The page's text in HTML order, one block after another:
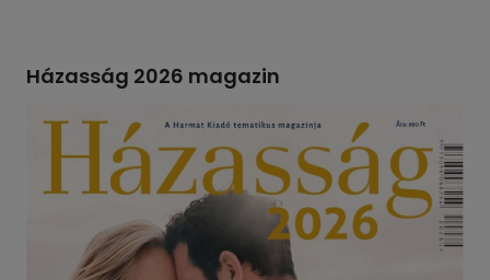
Házasság 2026 magazin